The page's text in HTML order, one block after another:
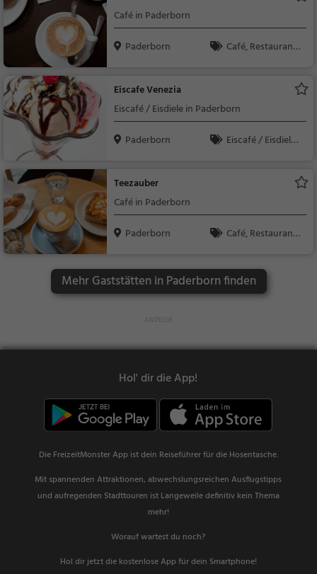
Café in Paderborn
Paderborn
Café, Restaurant,
waren, Brunch, Aben
dessen, Mittagessen
Eiscafe Venezia
Eiscafé / Eisdiele in Paderborn
Paderborn
Eiscafé / Eisdiele,
Teezauber
Café in Paderborn
Paderborn
Café, Restaurant,
stro, Kaffee / Kuchen,
Frühstück, Gebäck /
Teigwaren
Mehr Gaststätten in Paderborn finden
Hol' dir die App!
Die FreizeitMonster App ist dein Reiseführer für die Hosentasche.
Mit spannenden Attraktionen, abwechslungsreichen Ausflugstipps
und aufregenden Stadttouren ist Langeweile definitiv kein Thema
mehr!
Worauf wartest du noch?
Hol dir jetzt die kostenlose App für dein Smartphone!